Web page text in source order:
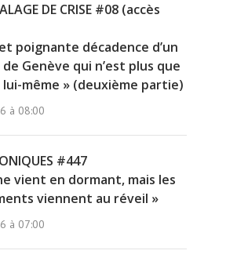
DE CRISE #08 (accès
poignante décadence d’un
Genève qui n’est plus que
lui-même » (deuxième partie)
à 08:00
#447
vient en dormant, mais les
viennent au réveil »
à 07:00